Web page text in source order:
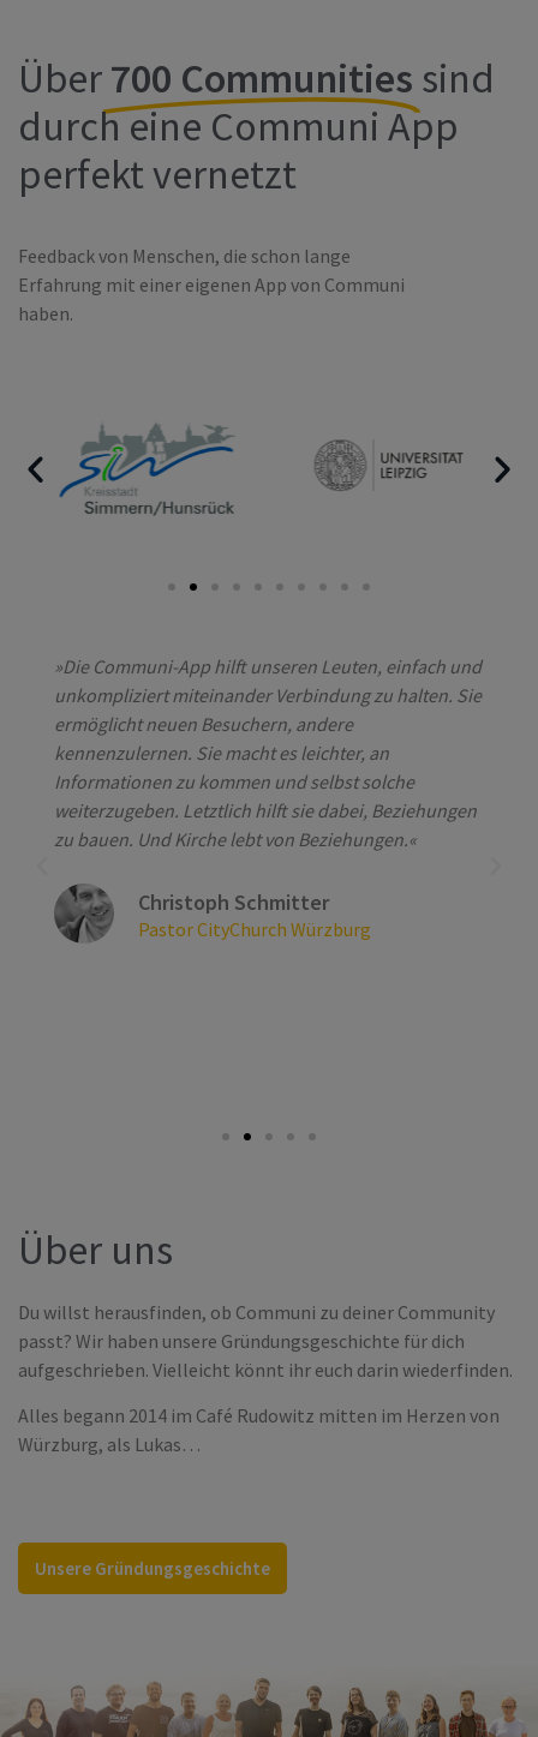
Über700 Communities sind
durch eine Communi App
perfekt vernetzt
Feedback von Menschen, die schon lange
Erfahrung mit einer eigenen App von Communi
haben.
»Die Communi-App hilft unseren Leuten, einfach und
unkompliziert miteinander Verbindung zu halten. Sie
ermöglicht neuen Besuchern, andere
kennenzulernen. Sie macht es leichter, an
Informationen zu kommen und selbst solche
weiterzugeben. Letztlich hilft sie dabei, Beziehungen
zu bauen. Und Kirche lebt von Beziehungen.«
Christoph Schmitter
Pastor CityChurch Würzburg
Über uns
Du willst herausfinden, ob Communi zu deiner Community
passt? Wir haben unsere Gründungsgeschichte für dich
aufgeschrieben. Vielleicht könnt ihr euch darin wiederfinden.
Alles begann 2014 im Café Rudowitz mitten im Herzen von
Würzburg, als Lukas…
Unsere Gründungsgeschichte